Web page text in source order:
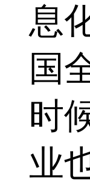
息
国
时
业